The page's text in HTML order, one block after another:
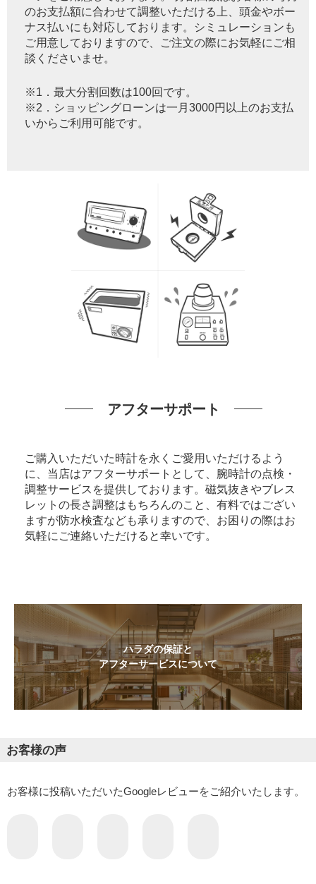
のお支払額に合わせて調整いただける上、頭金やボー
ナス払いにも対応しております。シミュレーションも
ご用意しておりますので、ご注文の際にお気軽にご相
談くださいませ。
※1．最大分割回数は100回です。
※2．ショッピングローンは一月3000円以上のお支払
いからご利用可能です。
アフターサポート
ご購入いただいた時計を永くご愛用いただけるよう
に、当店はアフターサポートとして、腕時計の点検・
調整サービスを提供しております。磁気抜きやブレス
レットの長さ調整はもちろんのこと、有料ではござい
ますが防水検査なども承りますので、お困りの際はお
気軽にご連絡いただけると幸いです。
ハラダの保証と
アフターサービスについて
お客様の声
お客様に投稿いただいたGoogleレビューをご紹介いたします。